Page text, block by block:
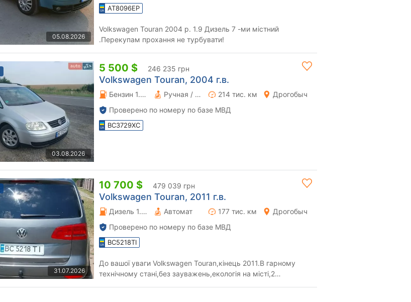
05.08.2026
AT8096EP
Volkswagen Touran 2004 р. 1.9 Дизель 7 -ми містний
.Перекупам прохання не турбувати!
03.08.2026
5 500 $ 246 235 грн
Volkswagen Touran, 2004 г.в.
Бензин 1.6 л. Ручная / Механика 214 тис. км
Дрогобыч
Проверено по номеру по базе МВД
BC3729XC
31.07.2026
10 700 $ 479 039 грн
Volkswagen Touran, 2011 г.в.
Дизель 1.6 л. Автомат 177 тис. км
Дрогобыч
Проверено по номеру по базе МВД
BC5218TI
До вашої уваги Volkswagen Touran,кінець 2011.В гарному
технічному стані,без зауважень,екологія на місті,2